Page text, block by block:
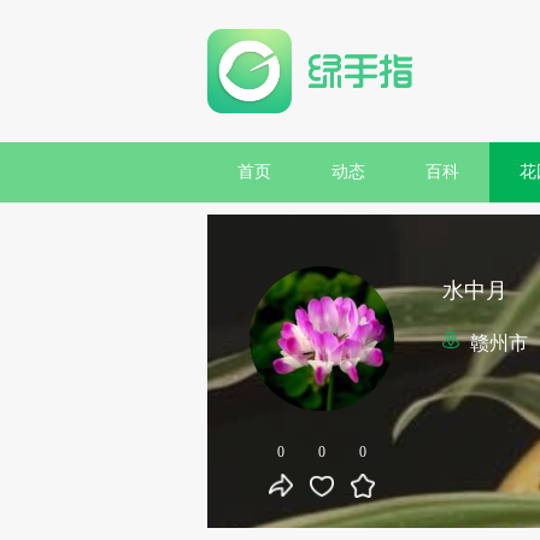
首页 动态 百科 花
0 0 0
水中月
赣州市